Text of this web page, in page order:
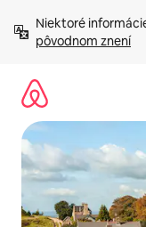
obsah.
Niektoré
pôvodnom znení